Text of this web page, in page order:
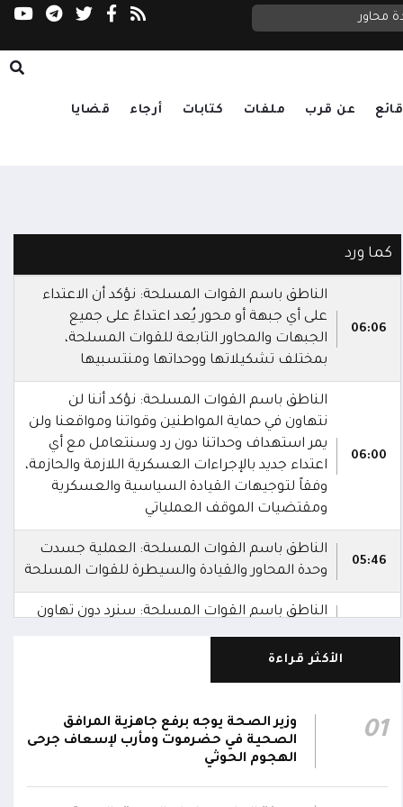
محاور السعدي يحذر مجلس الأمن: الحوثيون
عن قرب ملفات كتابات أرجاء قضايا
كما ورد
06:06
الناطق باسم القوات المسلحة: نؤكد أن الاعتداء
على أي جبهة أو محور يُعد اعتداءً على جميع
الجبهات والمحاور التابعة للقوات المسلحة،
بمختلف تشكيلاتها ووحداتها ومنتسبيها
06:00
الناطق باسم القوات المسلحة: نؤكد أننا لن
نتهاون في حماية المواطنين وقواتنا ومواقعنا ولن
يمر استهداف وحداتنا دون رد وسنتعامل مع أي
اعتداء جديد بالإجراءات العسكرية اللازمة والحازمة،
وفقاً لتوجيهات القيادة السياسية والعسكرية
ومقتضيات الموقف العملياتي
05:46
الناطق باسم القوات المسلحة: العملية جسدت
وحدة المحاور والقيادة والسيطرة للقوات المسلحة
الناطق باسم القوات المسلحة: سنرد دون تهاون
حال استمرت اعتداءات الحوثيين الغادرة
05:34
المقاومة الوطنية تصد هجوماً حوثياً في جبهتي
الحيمة بالتحيتا وحيس جنوب الحديدة
الأكثر قراءة
01
وزير الصحة يوجه برفع جاهزية المرافق
الصحية في حضرموت ومأرب لإسعاف جرحى
الهجوم الحوثي